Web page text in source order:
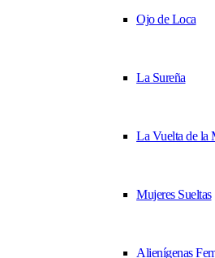
Ojo de Loca
La Sureña
La Vuelta de la
Mujeres Sueltas
Alienígenas